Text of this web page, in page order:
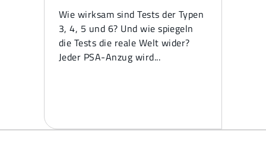
Wie wirksam sind Tests der Typen
3, 4, 5 und 6? Und wie spiegeln
die Tests die reale Welt wider?
Jeder PSA-Anzug wird...